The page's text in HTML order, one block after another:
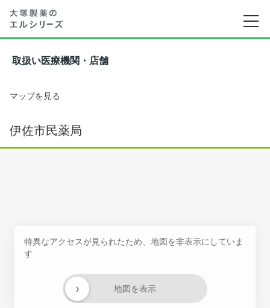
取扱い医療機関・店舗
マップを見る
伊佐市民薬局
特異なアクセスが見られたため、地図を非表示にしていま
す
地図を表示
›